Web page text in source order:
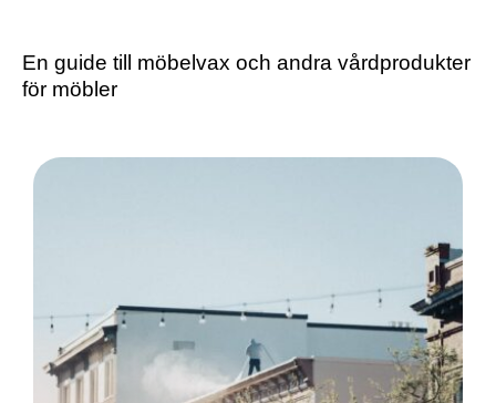
En guide till möbelvax och andra vårdprodukter
för möbler